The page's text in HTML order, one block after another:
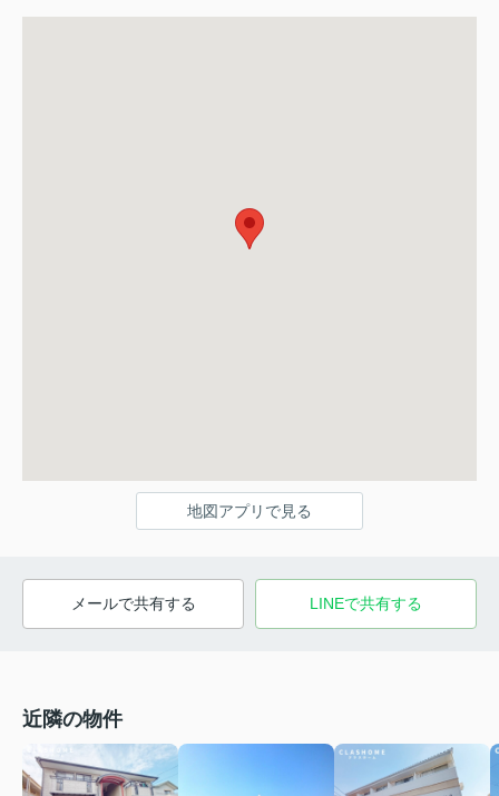
地図アプリで見る
メールで共有する LINEで共有する
近隣の物件